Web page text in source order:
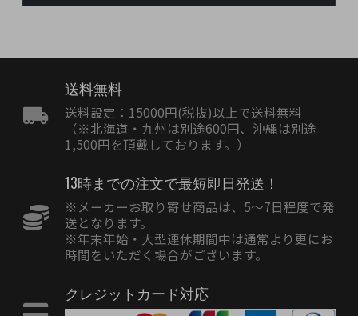
送料無料
送料設定：15000円(税抜)以上で送料無料
（※北海道・九州は別途600円、沖縄は別途
1,500円を頂戴しております。）
13時までの注文で最短即日発送！
※メーカーお取り寄せ商品は、5〜7日程度で発
送となります。
※年末年始・大型連休期間中は通常より更にお
時間をいただく場合がございます。
クレジットカード対応